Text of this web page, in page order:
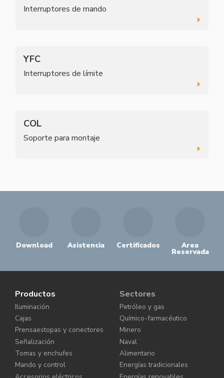
Interruptores de mando
YFC
Interruptores de límite
COL
Soporte para montaje
Download Asistencia Certificados Area
Reservada
Productos
Iluminación
Cajas
Prensaestopas y conectores
Señalización
Tomas y enchufes
Mando y control
Sectores
Petróleo y gas
Químico-farmacéutico
Minero
Naval
Alimentario
Energías tradicionales